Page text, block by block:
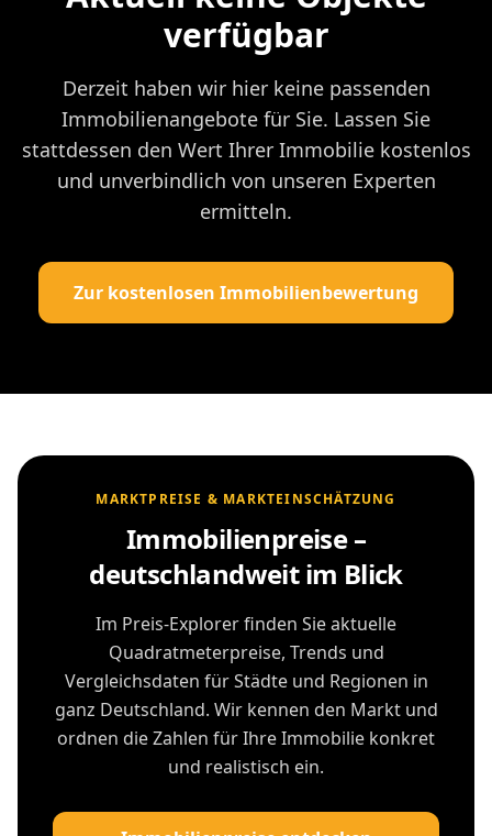
verfügbar
Derzeit haben wir hier keine passenden
Immobilienangebote für Sie. Lassen Sie
stattdessen den Wert Ihrer Immobilie kostenlos
und unverbindlich von unseren Experten
ermitteln.
Zur kostenlosen Immobilienbewertung
MARKTPREISE & MARKTEINSCHÄTZUNG
Immobilienpreise –
deutschlandweit im Blick
Im Preis-Explorer finden Sie aktuelle
Quadratmeterpreise, Trends und
Vergleichsdaten für Städte und Regionen in
ganz Deutschland. Wir kennen den Markt und
ordnen die Zahlen für Ihre Immobilie konkret
und realistisch ein.